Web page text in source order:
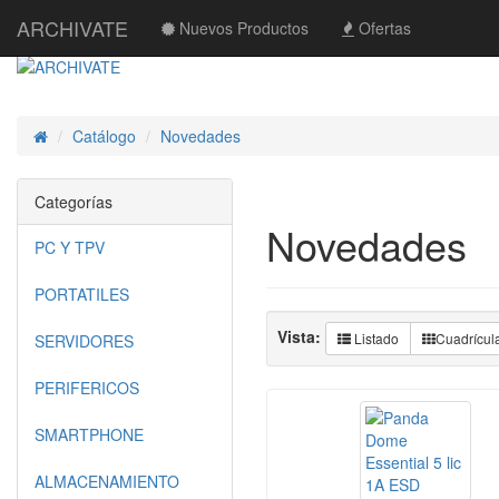
ARCHIVATE Nuevos Productos Ofertas
InicioCatálogo Novedades
Novedades
Vista: Listado
Categorías
PC Y TPV
PORTATILES
SERVIDORES
PERIFERICOS
SMARTPHONE
ALMACENAMIENTO